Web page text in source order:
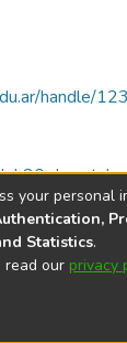
handle/
20 de
your personal
Statistics.
read our privacy